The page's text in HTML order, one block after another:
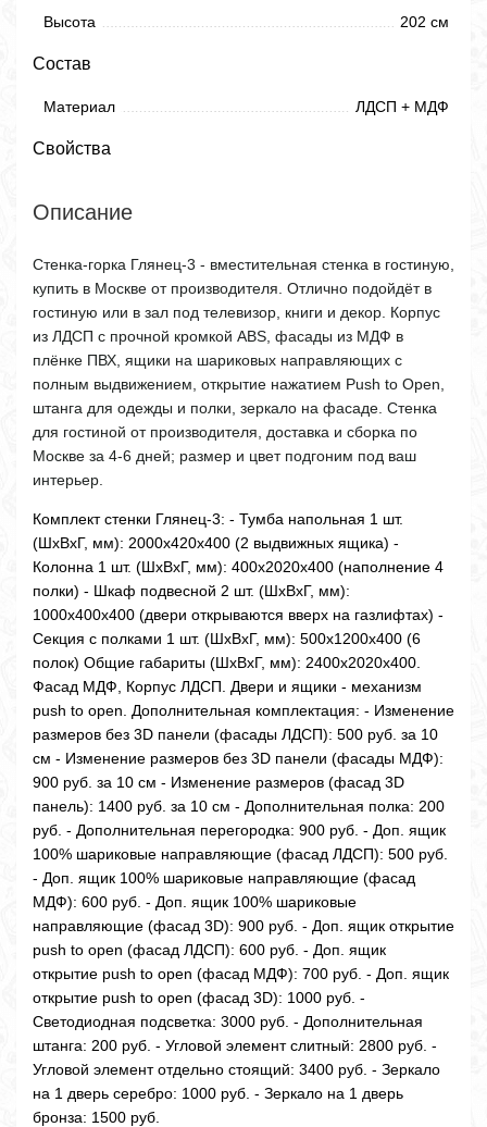
Высота
202 см
Состав
Материал ЛДСП + МДФ
Свойства
Описание
Стенка-горка Глянец-3 - вместительная стенка в гостиную,
купить в Москве от производителя. Отлично подойдёт в
гостиную или в зал под телевизор, книги и декор. Корпус
из ЛДСП с прочной кромкой ABS, фасады из МДФ в
плёнке ПВХ, ящики на шариковых направляющих с
полным выдвижением, открытие нажатием Push to Open,
штанга для одежды и полки, зеркало на фасаде. Стенка
для гостиной от производителя, доставка и сборка по
Москве за 4-6 дней; размер и цвет подгоним под ваш
интерьер.
Комплект стенки Глянец-3: - Тумба напольная 1 шт.
(ШхВхГ, мм): 2000х420х400 (2 выдвижных ящика) -
Колонна 1 шт. (ШхВхГ, мм): 400х2020х400 (наполнение 4
полки) - Шкаф подвесной 2 шт. (ШхВхГ, мм):
1000х400х400 (двери открываются вверх на газлифтах) -
Секция с полками 1 шт. (ШхВхГ, мм): 500х1200х400 (6
полок) Общие габариты (ШхВхГ, мм): 2400х2020х400.
Фасад МДФ, Корпус ЛДСП. Двери и ящики - механизм
push to open. Дополнительная комплектация: - Изменение
размеров без 3D панели (фасады ЛДСП): 500 руб. за 10
см - Изменение размеров без 3D панели (фасады МДФ):
900 руб. за 10 см - Изменение размеров (фасад 3D
панель): 1400 руб. за 10 см - Дополнительная полка: 200
руб. - Дополнительная перегородка: 900 руб. - Доп. ящик
100% шариковые направляющие (фасад ЛДСП): 500 руб.
- Доп. ящик 100% шариковые направляющие (фасад
МДФ): 600 руб. - Доп. ящик 100% шариковые
направляющие (фасад 3D): 900 руб. - Доп. ящик открытие
push to open (фасад ЛДСП): 600 руб. - Доп. ящик
открытие push to open (фасад МДФ): 700 руб. - Доп. ящик
открытие push to open (фасад 3D): 1000 руб. -
Светодиодная подсветка: 3000 руб. - Дополнительная
штанга: 200 руб. - Угловой элемент слитный: 2800 руб. -
Угловой элемент отдельно стоящий: 3400 руб. - Зеркало
на 1 дверь серебро: 1000 руб. - Зеркало на 1 дверь
бронза: 1500 руб.